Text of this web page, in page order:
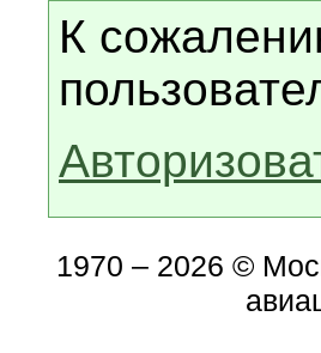
К
1970 – 2026 ©